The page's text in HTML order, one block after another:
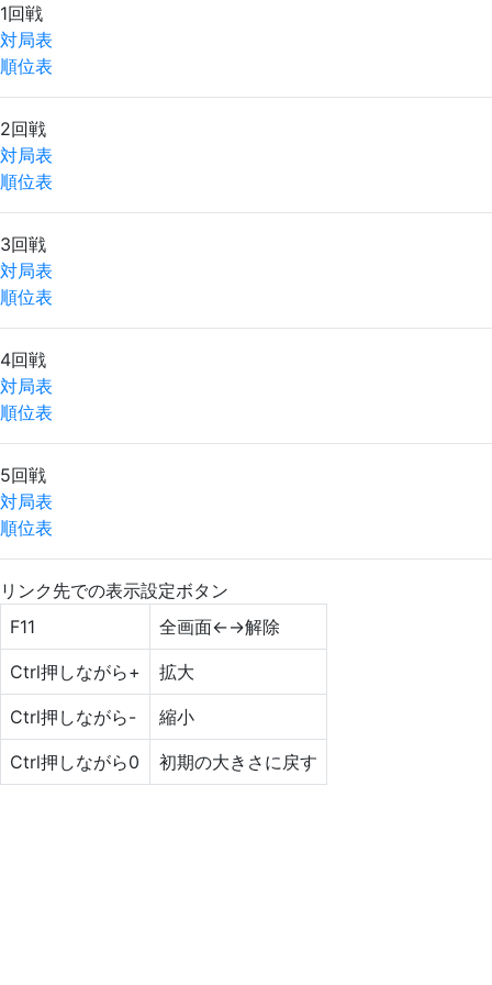
1回戦
対局表
順位表
2回戦
対局表
順位表
3回戦
対局表
順位表
4回戦
対局表
順位表
5回戦
対局表
順位表
リンク先での表示設定ボタン
F11
全画面←→解除
Ctrl押しながら+ 拡大
Ctrl押しながら- 縮小
Ctrl押しながら0 初期の大きさに戻す